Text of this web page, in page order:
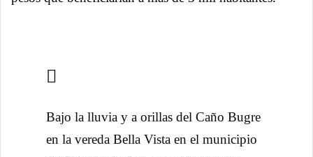
Bajo la lluvia y a orillas del Caño Bugre
en la vereda Bella Vista en el municipio